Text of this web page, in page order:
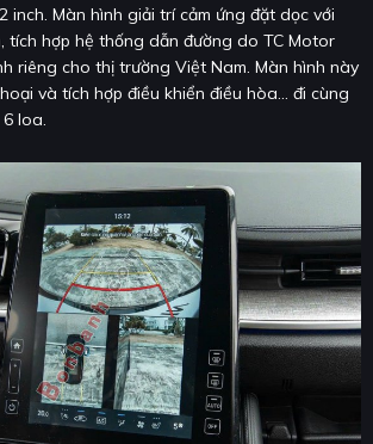
inch. Màn hình giải trí cảm ứng đặt dọc với
tích hợp hệ thống dẫn đường do TC Motor
riêng cho thị trường Việt Nam. Màn hình này
và tích hợp điều khiển điều hòa... đi cùng
loa.